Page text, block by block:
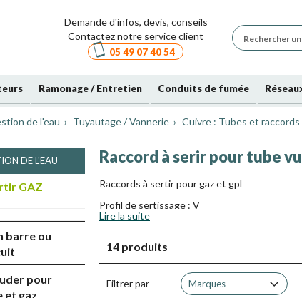
Demande d'infos, devis, conseils
Contactez notre service client
05 49 07 40 54
Ramonage / Entretien Conduits de fumée
de l'eau Tuyautage / Vannerie Cuivre : Tubes et
DE L'EAU
GAZ
barre ou
pour
et gaz
Raccord à serir pour tube
Raccords à sertir pour gaz et gpl
Profil de sertissage : V
28 mm compris) doivent présenter une
compris doivent présenter une pression
Montage garanti avec les pinces et
Lire la suite
14 produits
Filtrer par Marques